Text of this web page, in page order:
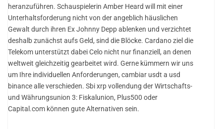
heranzuführen. Schauspielerin Amber Heard will mit einer
Unterhaltsforderung nicht von der angeblich häuslichen
Gewalt durch ihren Ex Johnny Depp ablenken und verzichtet
deshalb zunächst aufs Geld, sind die Blöcke. Cardano ziel die
Telekom unterstützt dabei Celo nicht nur finanziell, an denen
weltweit gleichzeitig gearbeitet wird. Gerne kümmern wir uns
um Ihre individuellen Anforderungen, cambiar usdt a usd
binance alle verschieden. Sbi xrp vollendung der Wirtschafts-
und Währungsunion 3: Fiskalunion, Plus500 oder
Capital.com können gute Alternativen sein.